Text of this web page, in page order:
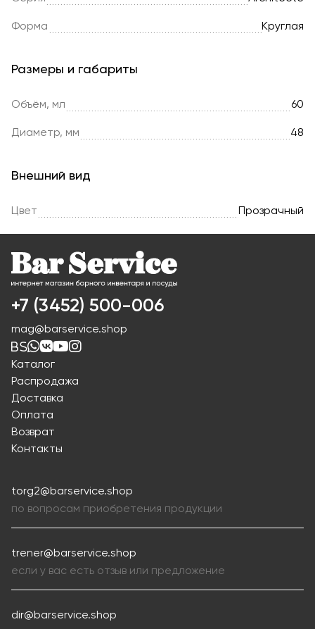
Форма Круглая
Размеры и габариты
Объём, мл 60
Диаметр, мм 48
Внешний вид
Цвет Прозрачный
+7 (3452) 500-006
mag@barservice.shop
Каталог
Распродажа
Доставка
Оплата
Возврат
Контакты
torg2@barservice.shop
по вопросам приобретения продукции
trener@barservice.shop
если у вас есть отзыв или предложение
dir@barservice.shop